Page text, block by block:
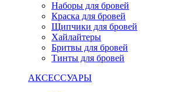
Наборы для бровей
Краска для бровей
Щипчики для бровей
Хайлайтеры
Бритвы для бровей
Тинты для бровей
АКСЕССУАРЫ